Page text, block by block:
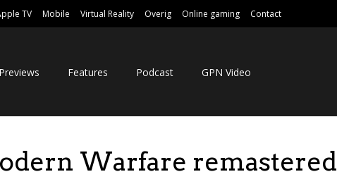
TV Mobile Virtual Reality Overig Online gaming Contact
Previews Features Podcast GPN Video
Warfare remastered